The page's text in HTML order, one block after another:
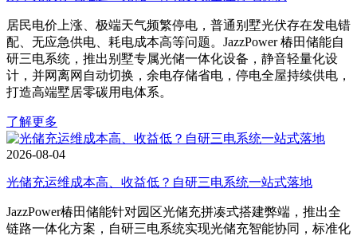
居民电价上涨、极端天气频繁停电，普通别墅光伏存在发电错
配、无应急供电、耗电成本高等问题。JazzPower 椿田储能自
研三电系统，推出别墅专属光储一体化设备，静音轻量化设
计，并网离网自动切换，余电存储省电，停电全屋持续供电，
打造高端墅居零碳用电体系。
了解更多
2026-08-04
光储充运维成本高、收益低？自研三电系统一站式落地
JazzPower椿田储能针对园区光储充拼凑式搭建弊端，推出全
链路一体化方案，自研三电系统实现光储充智能协同，标准化